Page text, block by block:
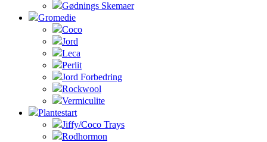
Gødnings Skemaer
Gromedie
Coco
Jord
Leca
Perlit
Jord Forbedring
Rockwool
Vermiculite
Plantestart
Jiffy/Coco Trays
Rodhormon